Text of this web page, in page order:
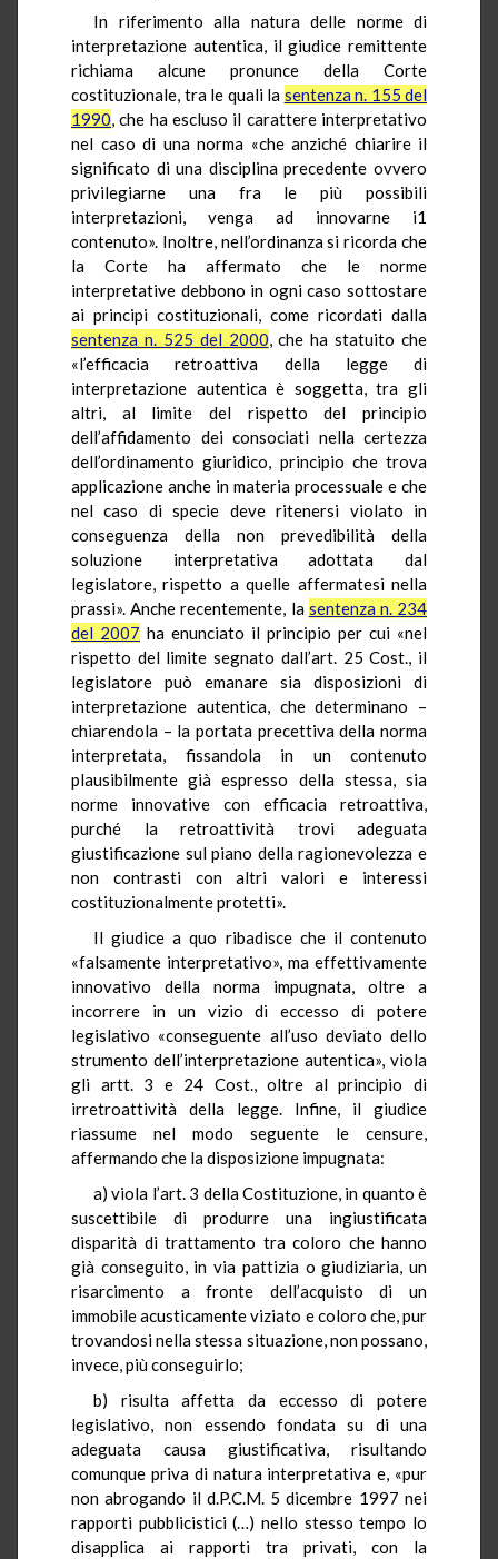
In riferimento alla natura delle norme di
interpretazione autentica, il giudice remittente
richiama alcune pronunce della Corte
costituzionale, tra le quali la sentenza n. 155 del
1990, che ha escluso il carattere interpretativo
nel caso di una norma «che anziché chiarire il
significato di una disciplina precedente ovvero
privilegiarne una fra le più possibili
interpretazioni, venga ad innovarne i1
contenuto». Inoltre, nell’ordinanza si ricorda che
la Corte ha affermato che le norme
interpretative debbono in ogni caso sottostare
ai principi costituzionali, come ricordati dalla
sentenza n. 525 del 2000, che ha statuito che
«l’efficacia retroattiva della legge di
interpretazione autentica è soggetta, tra gli
altri, al limite del rispetto del principio
dell’affidamento dei consociati nella certezza
dell’ordinamento giuridico, principio che trova
applicazione anche in materia processuale e che
nel caso di specie deve ritenersi violato in
conseguenza della non prevedibilità della
soluzione interpretativa adottata dal
legislatore, rispetto a quelle affermatesi nella
prassi». Anche recentemente, la sentenza n. 234
del 2007 ha enunciato il principio per cui «nel
rispetto del limite segnato dall’art. 25 Cost., il
legislatore può emanare sia disposizioni di
interpretazione autentica, che determinano –
chiarendola – la portata precettiva della norma
interpretata, fissandola in un contenuto
plausibilmente già espresso della stessa, sia
norme innovative con efficacia retroattiva,
purché la retroattività trovi adeguata
giustificazione sul piano della ragionevolezza e
non contrasti con altri valori e interessi
costituzionalmente protetti».
Il giudice a quo ribadisce che il contenuto
«falsamente interpretativo», ma effettivamente
innovativo della norma impugnata, oltre a
incorrere in un vizio di eccesso di potere
legislativo «conseguente all’uso deviato dello
strumento dell’interpretazione autentica», viola
gli artt. 3 e 24 Cost., oltre al principio di
irretroattività della legge. Infine, il giudice
riassume nel modo seguente le censure,
affermando che la disposizione impugnata:
a) viola l’art. 3 della Costituzione, in quanto è
suscettibile di produrre una ingiustificata
disparità di trattamento tra coloro che hanno
già conseguito, in via pattizia o giudiziaria, un
risarcimento a fronte dell’acquisto di un
immobile acusticamente viziato e coloro che, pur
trovandosi nella stessa situazione, non possano,
invece, più conseguirlo;
b) risulta affetta da eccesso di potere
legislativo, non essendo fondata su di una
adeguata causa giustificativa, risultando
comunque priva di natura interpretativa e, «pur
non abrogando il d.P.C.M. 5 dicembre 1997 nei
rapporti pubblicistici (…) nello stesso tempo lo
disapplica ai rapporti tra privati, con la